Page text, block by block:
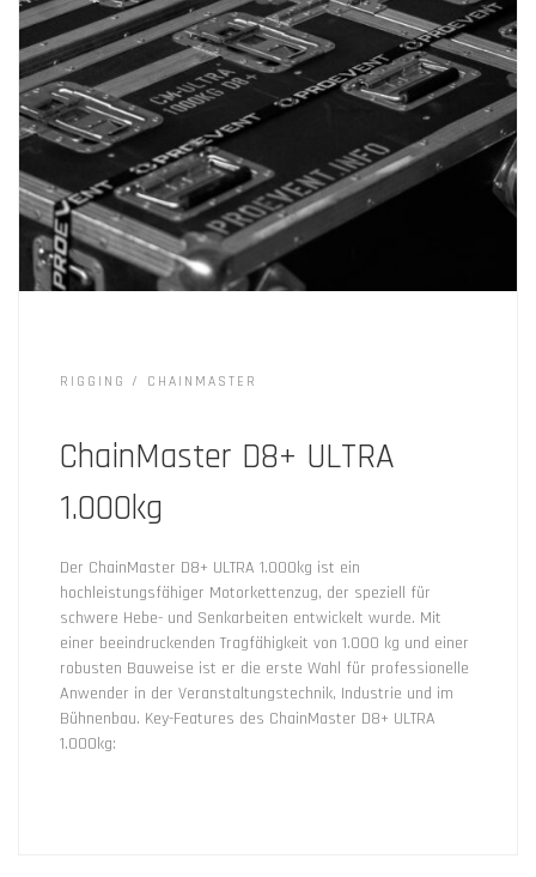
RIGGING CHAINMASTER
ChainMaster D8+ ULTRA
1.000kg
Der ChainMaster D8+ ULTRA 1.000kg ist ein
hochleistungsfähiger Motorkettenzug, der speziell für
schwere Hebe- und Senkarbeiten entwickelt wurde. Mit
einer beeindruckenden Tragfähigkeit von 1.000 kg und einer
robusten Bauweise ist er die erste Wahl für professionelle
Anwender in der Veranstaltungstechnik, Industrie und im
Bühnenbau. Key-Features des ChainMaster D8+ ULTRA
1.000kg: